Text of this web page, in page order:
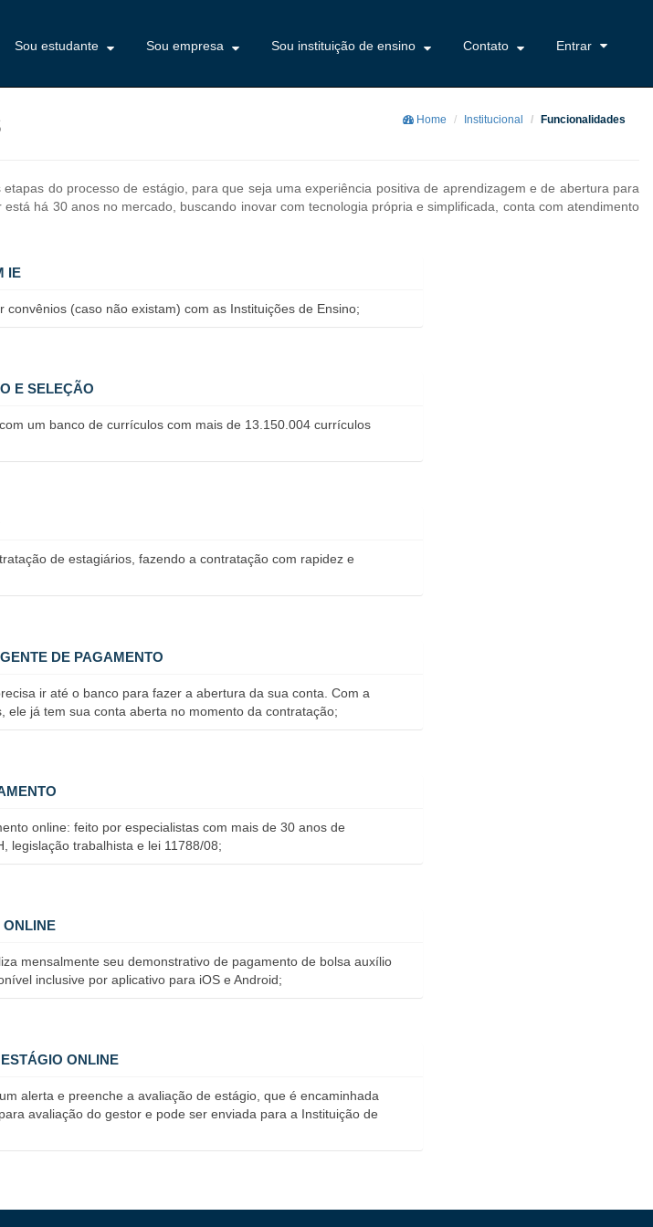
Sou estudante Sou empresa Sou instituição de ensino Contato Entrar
Home Institucional Funcionalidades
do processo de estágio, para que seja uma experiência positiva de aprendizagem e de abertura para
há 30 anos no mercado, buscando inovar com tecnologia própria e simplificada, conta com atendimento
IE
convênios (caso não existam) com as Instituições de Ensino;
E SELEÇÃO
um banco de currículos com mais de 13.150.004 currículos
de estagiários, fazendo a contratação com rapidez e
DE PAGAMENTO
ir até o banco para fazer a abertura da sua conta. Com a
ele já tem sua conta aberta no momento da contratação;
online: feito por especialistas com mais de 30 anos de
legislação trabalhista e lei 11788/08;
ONLINE
mensalmente seu demonstrativo de pagamento de bolsa auxílio
inclusive por aplicativo para iOS e Android;
ONLINE
alerta e preenche a avaliação de estágio, que é encaminhada
avaliação do gestor e pode ser enviada para a Instituição de